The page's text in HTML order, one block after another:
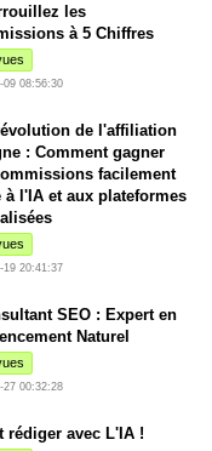
les
à 5 Chiffres
09 08:56:30
de l'affiliation
: Comment gagner
facilement
à l'IA et aux plateformes
19 20:41:37
SEO : Expert en
Naturel
27 00:32:28
rédiger avec L'IA !